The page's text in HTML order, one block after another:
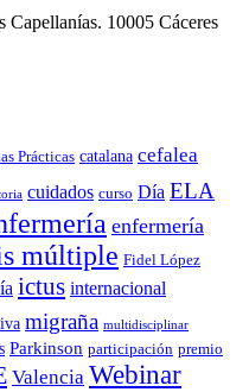
10005 Cáceres
Prácticas catalana cefalea
cuidados curso Día ELA
enfermería
múltiple Fidel López
ictus internacional
migraña multidisciplinar
Parkinson participación premio
Valencia Webinar